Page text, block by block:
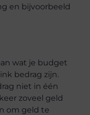
en bijvoorbeeld
wat je budget
bedrag zijn.
niet in één
zoveel geld
om geld te